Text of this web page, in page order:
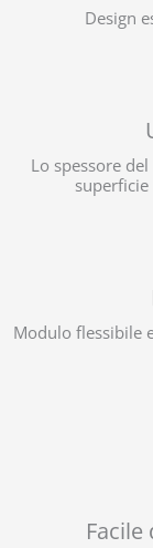
Design
Lo spessore
Modulo flessibile